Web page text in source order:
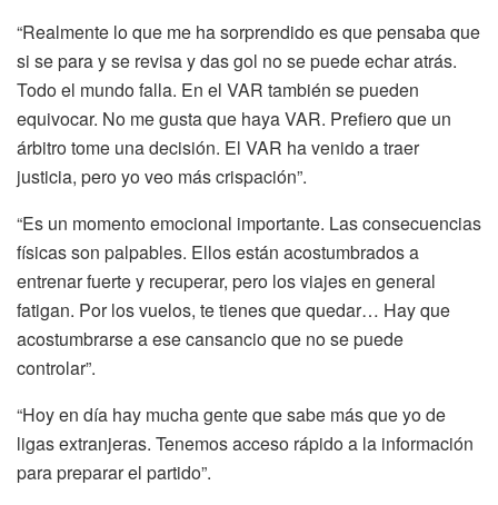
“Realmente lo que me ha sorprendido es que pensaba que
si se para y se revisa y das gol no se puede echar atrás.
Todo el mundo falla. En el VAR también se pueden
equivocar. No me gusta que haya VAR. Prefiero que un
árbitro tome una decisión. El VAR ha venido a traer
justicia, pero yo veo más crispación”.
“Es un momento emocional importante. Las consecuencias
físicas son palpables. Ellos están acostumbrados a
entrenar fuerte y recuperar, pero los viajes en general
fatigan. Por los vuelos, te tienes que quedar… Hay que
acostumbrarse a ese cansancio que no se puede
controlar”.
“Hoy en día hay mucha gente que sabe más que yo de
ligas extranjeras. Tenemos acceso rápido a la información
para preparar el partido”.